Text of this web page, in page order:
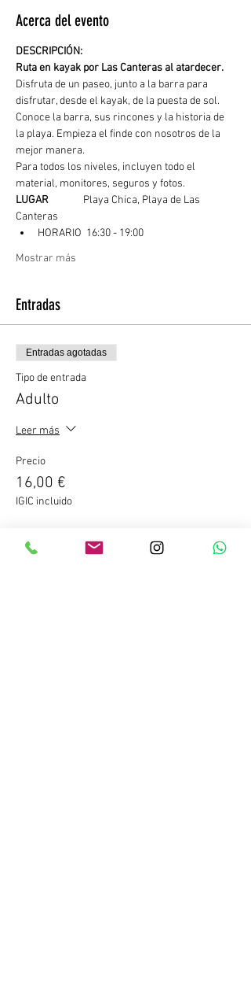
Acerca del evento
DESCRIPCIÓN:
Ruta en kayak por Las Canteras al atardecer.
Disfruta de un paseo, junto a la barra para
disfrutar, desde el kayak, de la puesta de sol.
Conoce la barra, sus rincones y la historia de
la playa. Empieza el finde con nosotros de la
mejor manera.
Para todos los niveles, incluyen todo el
material, monitores, seguros y fotos.
LUGAR
Canteras
HORARIO  16:30 - 19:00
Mostrar más
Entradas
Entradas agotadas
Tipo de entrada
Adulto
Leer más
Precio
16,00 €
IGIC incluido
Este evento está agotado